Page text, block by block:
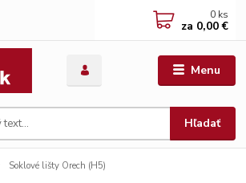
Menu
Hľadať
0 ks
za 0,00 €
Soklové lišty Orech (H5)